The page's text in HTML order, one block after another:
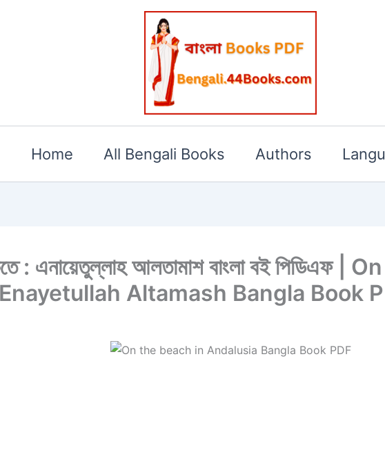
Home All Bengali Books Authors
: এনায়েতুল্লাহ আলতামাশ বাংলা বই পিডিএফ
Altamash Bangla Book